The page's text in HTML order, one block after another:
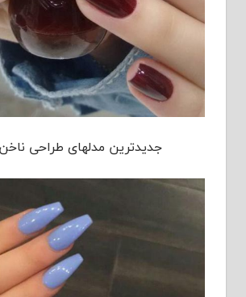
جدیدترین مدلهای طراحی ناخن 2018